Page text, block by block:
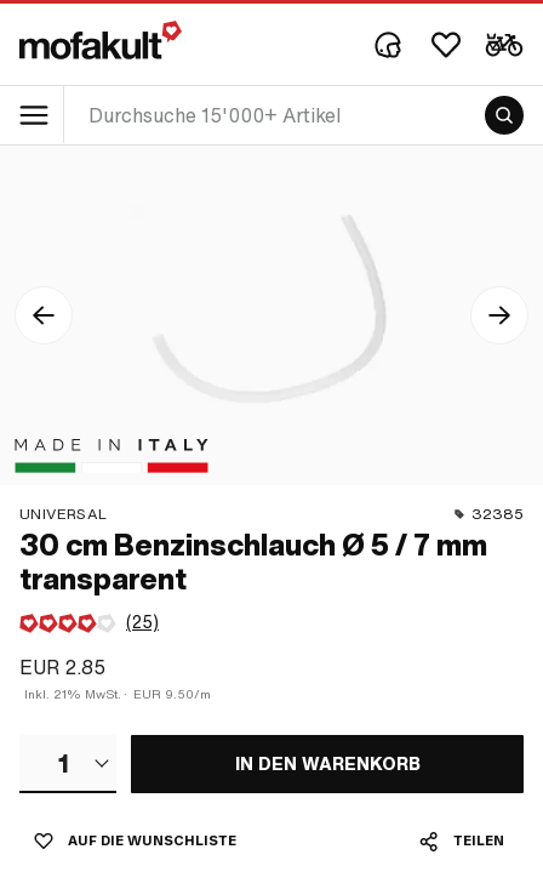
UNIVERSAL 32385
30 cm Benzinschlauch Ø 5 / 7 mm
transparent
(25)
EUR 2.85
Inkl. 21% MwSt. · EUR 9.50/m
1 IN DEN WARENKORB
AUF DIE WUNSCHLISTE TEILEN